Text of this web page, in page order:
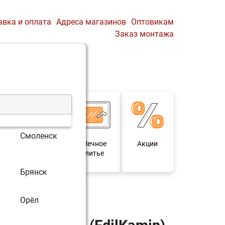
Смоленск
Брянск
Орёл
и оплата Адреса магазинов Оптовикам
Заказ монтажа
Печное
литье
Акции